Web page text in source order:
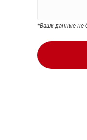
*Ваши данные не